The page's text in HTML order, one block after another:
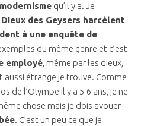
qu’il y a. Je
Dieux des Geysers harcèlent
à une enquête de
du même genre et c’est
employé , même par les dieux,
aussi étrange je trouve. Comme
de l’Olympe il y a 5-6 ans, je ne
chose mais je dois avouer
. C’est un peu ce que je